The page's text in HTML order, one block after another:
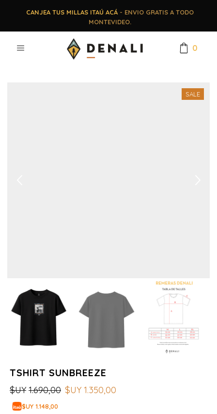
CANJEA TUS MILLAS ITAÚ ACÁ- ENVIO GRATIS A TODO
MONTEVIDEO.
0
SALE
TSHIRT SUNBREEZE
$UY 1.690,00 $UY 1.350,00
$UY 1.148,00